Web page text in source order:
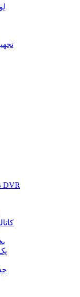
تعمیر دوربین مداربسته و DVR